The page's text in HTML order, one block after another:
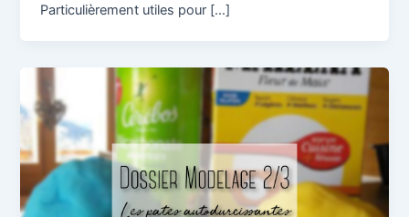
Particulièrement utiles pour […]